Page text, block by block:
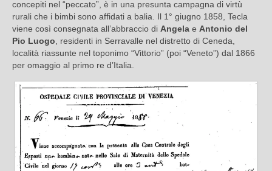
concepiti nel “peccato”, è in una presunta campagna di virtù
rurali che i bimbi sono affidati a balia. Il 1° giugno 1858, Tecla
viene così consegnata all’abbraccio di Angela e Antonio del
Pio Luogo , residenti in Serravalle nel distretto di Ceneda,
località riassunte nel toponimo “Vittorio” (poi “Veneto”) dal 1866
per omaggio al primo re d’Italia.